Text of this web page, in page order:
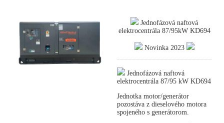
Jednofázová naftová
elektrocentrála 87/95kW KD694
Novinka 2023
Jednofázová naftová
elektrocentrála 87/95 kW KD694
Jednotka motor/generátor
pozostáva z dieselového motora
spojeného s generátorom.